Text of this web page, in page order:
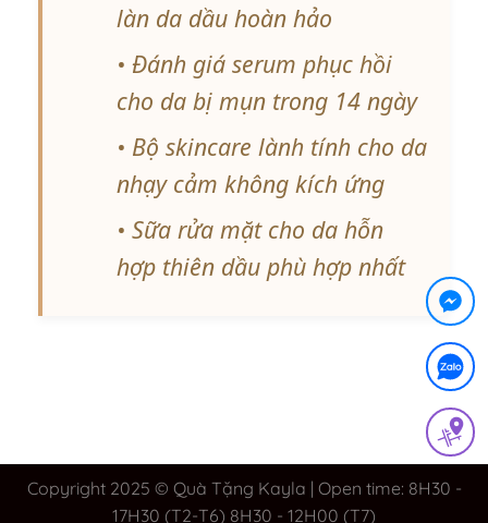
làn da dầu hoàn hảo
• Đánh giá serum phục hồi
cho da bị mụn trong 14 ngày
• Bộ skincare lành tính cho da
nhạy cảm không kích ứng
• Sữa rửa mặt cho da hỗn
hợp thiên dầu phù hợp nhất
Copyright 2025 © Quà Tặng Kayla | Open time: 8H30 -
17H30 (T2-T6) 8H30 - 12H00 (T7)